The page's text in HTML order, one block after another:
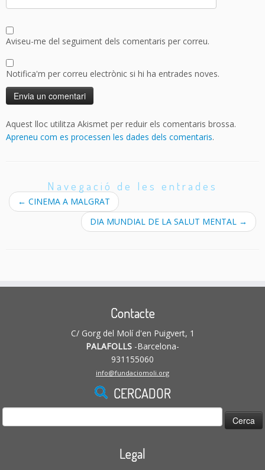
Aviseu-me del seguiment dels comentaris per correu.
Notifica'm per correu electrònic si hi ha entrades noves.
Aquest lloc utilitza Akismet per reduir els comentaris brossa.
Apreneu com es processen les dades dels comentaris.
Navegació de les entrades
← CINEMA A MALGRAT
DIA MUNDIAL DE LA SALUT MENTAL →
Contacte
C/ Gorg del Molí d'en Puigvert, 1
PALAFOLLS -Barcelona-
931155060
info@fundaciomoli.org
CERCADOR
Cerca:
Legal